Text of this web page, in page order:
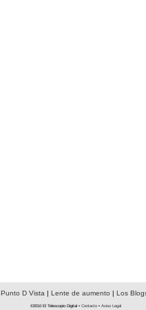
Punto D Vista | Lente de aumento | Los
©2010 El Telescopio Digital • Contacto • Aviso Legal